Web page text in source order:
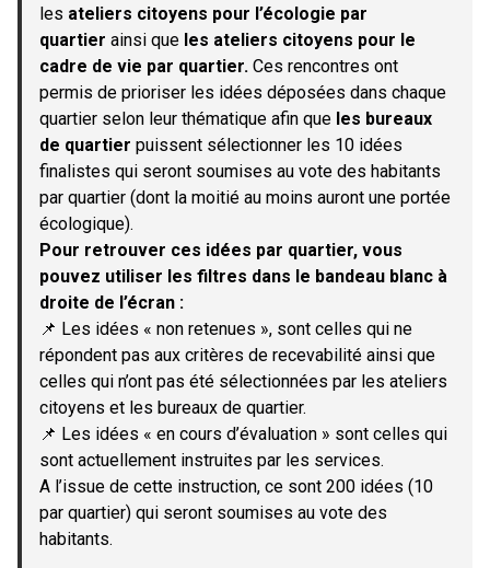
les ateliers citoyens pour l’écologie par
quartier ainsi que les ateliers citoyens pour le
cadre de vie par quartier. Ces rencontres ont
permis de prioriser les idées déposées dans chaque
quartier selon leur thématique afin que les bureaux
de quartier puissent sélectionner les 10 idées
finalistes qui seront soumises au vote des habitants
par quartier (dont la moitié au moins auront une portée
écologique).
Pour retrouver ces idées par quartier, vous
pouvez utiliser les filtres dans le bandeau blanc à
droite de l’écran :
📌 Les idées « non retenues », sont celles qui ne
répondent pas aux critères de recevabilité ainsi que
celles qui n’ont pas été sélectionnées par les ateliers
citoyens et les bureaux de quartier.
📌 Les idées « en cours d’évaluation » sont celles qui
sont actuellement instruites par les services.
A l’issue de cette instruction, ce sont 200 idées (10
par quartier) qui seront soumises au vote des
habitants.